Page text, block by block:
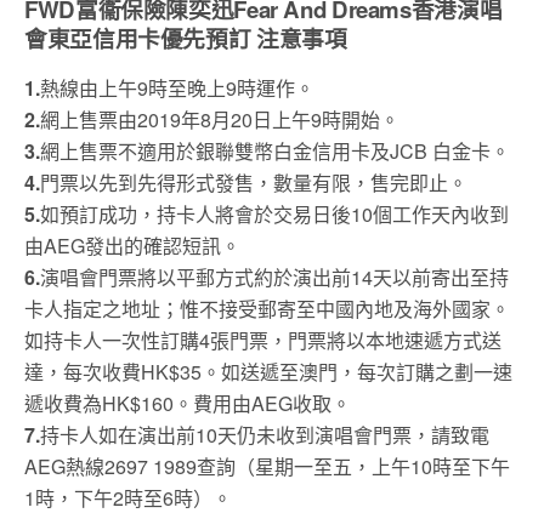
FWD富衞保險陳奕迅Fear And Dreams香港演唱
會東亞信用卡優先預訂 注意事項
1.熱線由上午9時至晚上9時運作。
2.網上售票由2019年8月20日上午9時開始。
3.網上售票不適用於銀聯雙幣白金信用卡及JCB 白金卡。
4.門票以先到先得形式發售，數量有限，售完即止。
5.如預訂成功，持卡人將會於交易日後10個工作天內收到
由AEG發出的確認短訊。
6.演唱會門票將以平郵方式約於演出前14天以前寄出至持
卡人指定之地址；惟不接受郵寄至中國內地及海外國家。
如持卡人一次性訂購4張門票，門票將以本地速遞方式送
達，每次收費HK$35。如送遞至澳門，每次訂購之劃一速
遞收費為HK$160。費用由AEG收取。
7.持卡人如在演出前10天仍未收到演唱會門票，請致電
AEG熱線2697 1989查詢（星期一至五，上午10時至下午
1時，下午2時至6時）。